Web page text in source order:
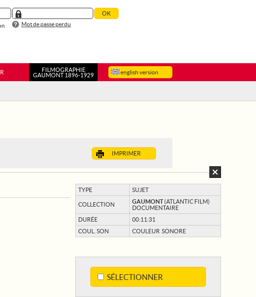
Mot de passe perdu
english version
FILMOGRAPHIE
GAUMONT 1896-1929
IMPRIMER
TYPE SUJET
COLLECTION GAUMONT(ATLANTIC FILM)
DOCUMENTAIRE
DURÉE
00:11:31
COUL. SON
COULEUR SONORE
SÉLECTIONNER